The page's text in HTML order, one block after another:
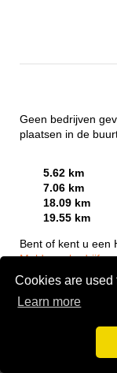
Cookies are used
Learn more
Geen bedrijven
plaatsen in de
5.62 km
7.06 km
18.09 km
19.55 km
Bent of kent u een
Meld een bedrijf